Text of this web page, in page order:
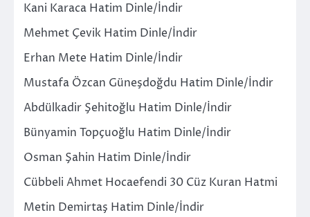
Kani Karaca Hatim Dinle/İndir
Mehmet Çevik Hatim Dinle/İndir
Erhan Mete Hatim Dinle/İndir
Mustafa Özcan Güneşdoğdu Hatim Dinle/İndir
Abdülkadir Şehitoğlu Hatim Dinle/İndir
Bünyamin Topçuoğlu Hatim Dinle/İndir
Osman Şahin Hatim Dinle/İndir
Cübbeli Ahmet Hocaefendi 30 Cüz Kuran Hatmi
Metin Demirtaş Hatim Dinle/İndir